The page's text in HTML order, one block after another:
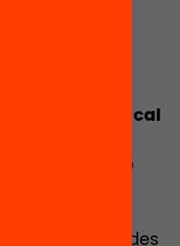
local es
vitales en la
actuación local
que
y que se
que
a oportunidades